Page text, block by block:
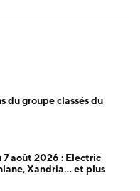
du groupe classés du
7 août 2026 : Electric
Xandria… et plus